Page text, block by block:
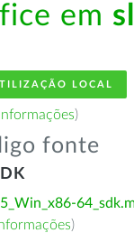
em
LOCAL
Informações)
fonte
)